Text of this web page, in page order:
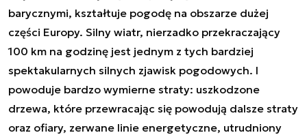
barycznymi, kształtuje pogodę na obszarze dużej
części Europy. Silny wiatr, nierzadko przekraczający
100 km na godzinę jest jednym z tych bardziej
spektakularnych silnych zjawisk pogodowych. I
powoduje bardzo wymierne straty: uszkodzone
drzewa, które przewracając się powodują dalsze straty
oraz ofiary, zerwane linie energetyczne, utrudniony